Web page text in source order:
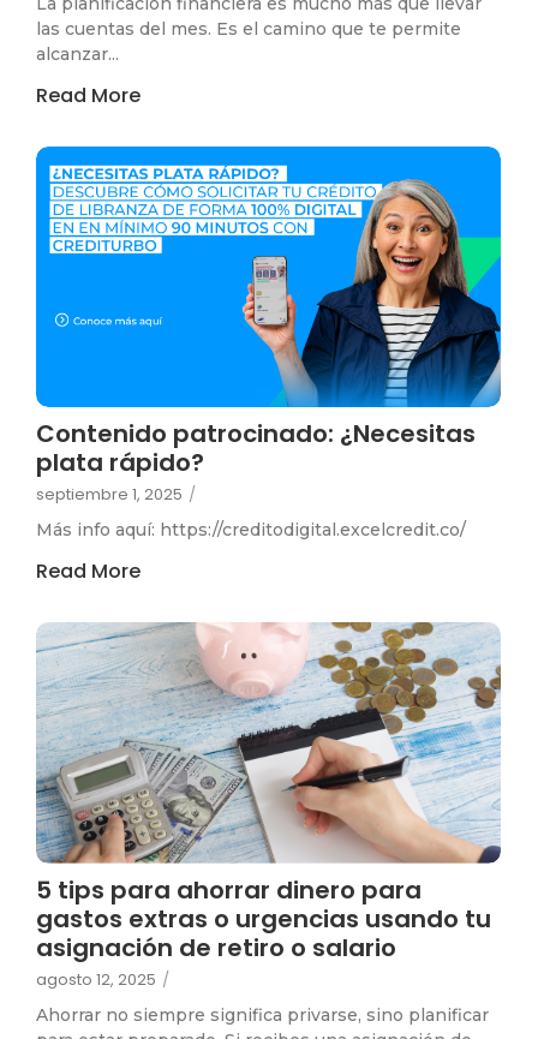
las cuentas del mes. Es el camino que te permite
alcanzar...
Read More
Contenido patrocinado: ¿Necesitas
plata rápido?
septiembre 1, 2025 /
Más info aquí: https://creditodigital.excelcredit.co/
Read More
5 tips para ahorrar dinero para
gastos extras o urgencias usando tu
asignación de retiro o salario
agosto 12, 2025 /
Ahorrar no siempre significa privarse, sino planificar